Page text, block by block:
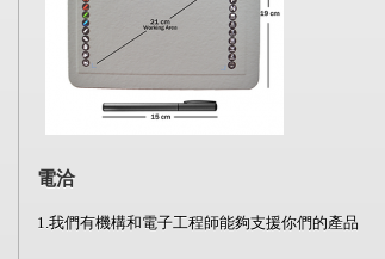
電洽
1.我們有機構和電子工程師能夠支援你們的產品